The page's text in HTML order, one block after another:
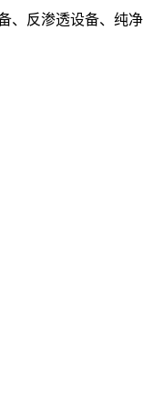
反渗透设备、纯